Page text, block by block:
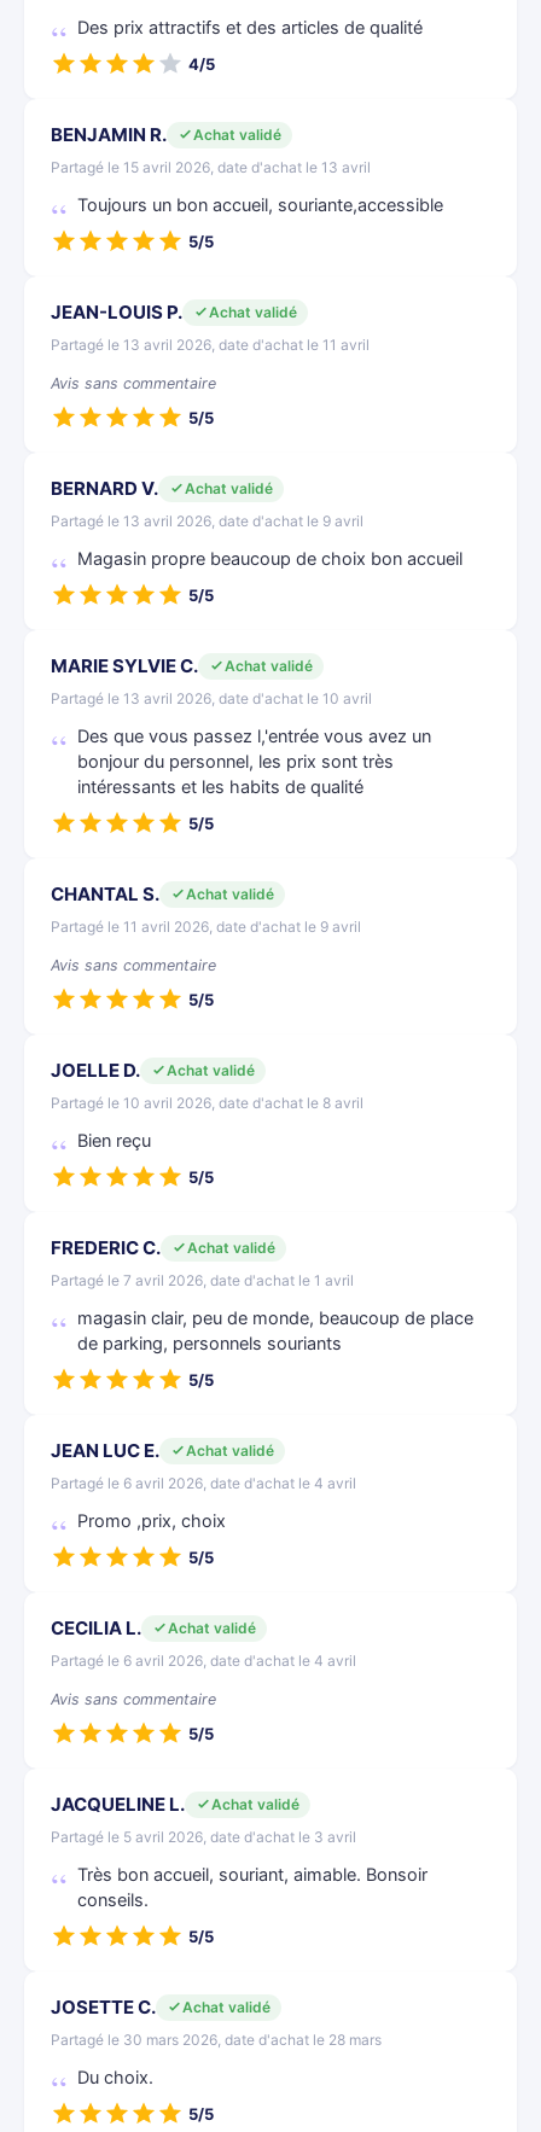
Des prix attractifs et des articles de qualité
4/5
BENJAMIN R.
Achat validé
Partagé le 15 avril 2026, date d'achat le 13 avril
Toujours un bon accueil, souriante,accessible
5/5
JEAN-LOUIS P.
Achat validé
Partagé le 13 avril 2026, date d'achat le 11 avril
Avis sans commentaire
5/5
BERNARD V.
Achat validé
Partagé le 13 avril 2026, date d'achat le 9 avril
Magasin propre beaucoup de choix bon accueil
5/5
MARIE SYLVIE C.
Achat validé
Partagé le 13 avril 2026, date d'achat le 10 avril
Des que vous passez l,'entrée vous avez un
bonjour du personnel, les prix sont très
intéressants et les habits de qualité
5/5
CHANTAL S.
Achat validé
Partagé le 11 avril 2026, date d'achat le 9 avril
Avis sans commentaire
5/5
JOELLE D.
Achat validé
Partagé le 10 avril 2026, date d'achat le 8 avril
Bien reçu
5/5
FREDERIC C.
Achat validé
Partagé le 7 avril 2026, date d'achat le 1 avril
magasin clair, peu de monde, beaucoup de place
de parking, personnels souriants
5/5
JEAN LUC E.
Achat validé
Partagé le 6 avril 2026, date d'achat le 4 avril
Promo ,prix, choix
5/5
CECILIA L.
Achat validé
Partagé le 6 avril 2026, date d'achat le 4 avril
Avis sans commentaire
5/5
JACQUELINE L.
Achat validé
Partagé le 5 avril 2026, date d'achat le 3 avril
Très bon accueil, souriant, aimable. Bonsoir
conseils.
5/5
JOSETTE C.
Achat validé
Partagé le 30 mars 2026, date d'achat le 28 mars
Du choix.
5/5